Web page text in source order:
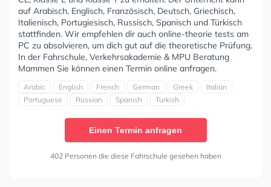
auf Arabisch, Englisch, Französisch, Deutsch, Griechisch,
Italienisch, Portugiesisch, Russisch, Spanisch und Türkisch
stattfinden. Wir empfehlen dir auch online-theorie tests am
PC zu absolvieren, um dich gut auf die theoretische Prüfung.
In der Fahrschule, Verkehrsakademie & MPU Beratung
Mammen Sie können einen Termin online anfragen.
Arabic English French German Greek
Italian
Portuguese
Russian Spanish Turkish
Einen Termin anfragen
402 Personen die diese Fahrschule gesehen haben